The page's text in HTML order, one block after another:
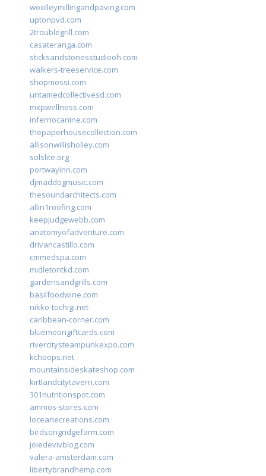
woolleymillingandpaving.com
uptonpvd.com
2troublegrill.com
casateranga.com
sticksandstonesstudiooh.com
walkers-treeservice.com
shopmossi.com
untamedcollectivesd.com
mxpwellness.com
infernocanine.com
thepaperhousecollection.com
allisonwillisholley.com
solslite.org
portwayinn.com
djmaddogmusic.com
thesoundarchitects.com
allin1roofing.com
keepjudgewebb.com
anatomyofadventure.com
drivancastillo.com
cmmedspa.com
midletontkd.com
gardensandgrills.com
basilfoodwine.com
nikko-tochigi.net
caribbean-corner.com
bluemoongiftcards.com
rivercitysteampunkexpo.com
kchoops.net
mountainsideskateshop.com
kirtlandcitytavern.com
301nutritionspot.com
ammos-stores.com
loceanecreations.com
birdsongridgefarm.com
joiedevivblog.com
valera-amsterdam.com
libertybrandhemp.com